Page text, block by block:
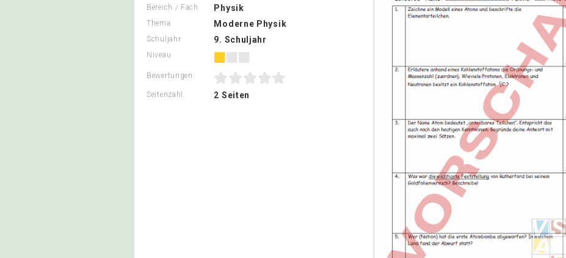
Bereich / Fach Physik
Thema Moderne Physik
Schuljahr 9. Schuljahr
Niveau
Bewertungen
Seitenzahl 2 Seiten